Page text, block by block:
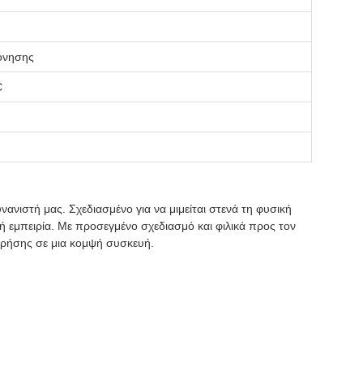
μας. Σχεδιασμένο για να μιμείται στενά τη φυσική
Με προσεγμένο σχεδιασμό και φιλικά προς τον
σε μια κομψή συσκευή.